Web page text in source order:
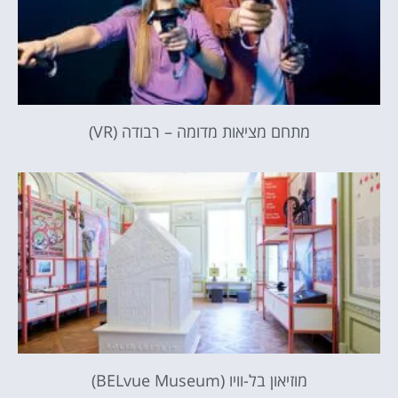
מתחם מציאות מדומה – רבודה (VR)
מוזיאון בל-וויו (BELvue Museum)